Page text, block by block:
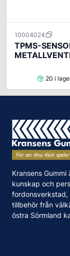
10004024
TPMS-
20 i
Kransens
kunskap och
tillbehör från
östra Sörmland